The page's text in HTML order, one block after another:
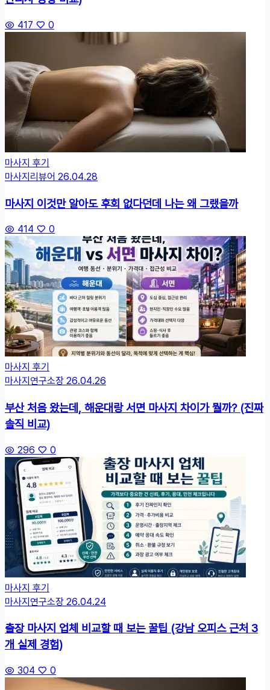
417 0
마사지 후기
마사지리뷰어 26.04.28
마사지 이것만 알아도 후회 없다던데 나는 왜 그랬을까
414 0
마사지 후기
마사지연구소장26.04.26
부산 처음 왔는데, 해운대랑 서면 마사지 차이가 뭘까? (진짜
솔직 비교)
296 0
마사지 후기
마사지연구소장26.04.24
출장 마사지 업체 비교할 때 보는 꿀팁 (강남 오피스 근처 3
개 실제 경험)
304 0